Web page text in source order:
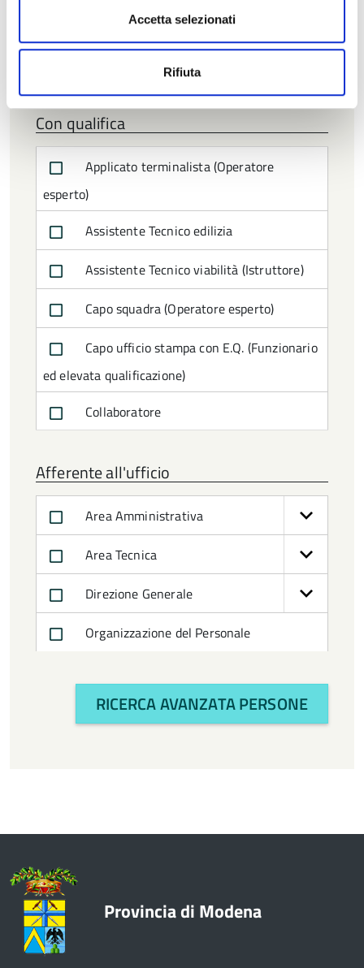
Accetta selezionati
Rifiuta
Con qualifica
Applicato terminalista (Operatore
esperto)
Assistente Tecnico edilizia
Assistente Tecnico viabilità (Istruttore)
Capo squadra (Operatore esperto)
Capo ufficio stampa con E.Q. (Funzionario
ed elevata qualificazione)
Collaboratore
Consigliere/a
Difensore civico
Direttore Generale
Dirigente di Servizio T.D.
ed elevata qualificazione)
Afferente all'ufficio
Area Amministrativa
Area Tecnica
Direzione Generale
Organizzazione del Personale
RICERCA AVANZATA PERSONE
Provincia di Modena